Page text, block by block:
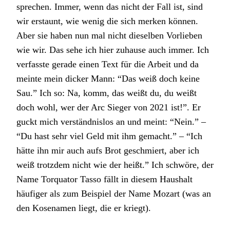
sprechen. Immer, wenn das nicht der Fall ist, sind
wir erstaunt, wie wenig die sich merken können.
Aber sie haben nun mal nicht dieselben Vorlieben
wie wir. Das sehe ich hier zuhause auch immer. Ich
verfasste gerade einen Text für die Arbeit und da
meinte mein dicker Mann: “Das weiß doch keine
Sau.” Ich so: Na, komm, das weißt du, du weißt
doch wohl, wer der Arc Sieger von 2021 ist!”. Er
guckt mich verständnislos an und meint: “Nein.” –
“Du hast sehr viel Geld mit ihm gemacht.” – “Ich
hätte ihn mir auch aufs Brot geschmiert, aber ich
weiß trotzdem nicht wie der heißt.” Ich schwöre, der
Name Torquator Tasso fällt in diesem Haushalt
häufiger als zum Beispiel der Name Mozart (was an
den Kosenamen liegt, die er kriegt).